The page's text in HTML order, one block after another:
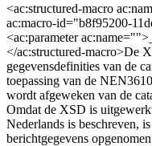
<ac:structured-macro
ac:macro-id="b8f95200-
<ac:parameter
</ac:structured-macro>De
gegevensdefinities van de
toepassing van de
wordt afgeweken van de
Omdat de XSD is
Nederlands is beschreven,
berichtgegevens